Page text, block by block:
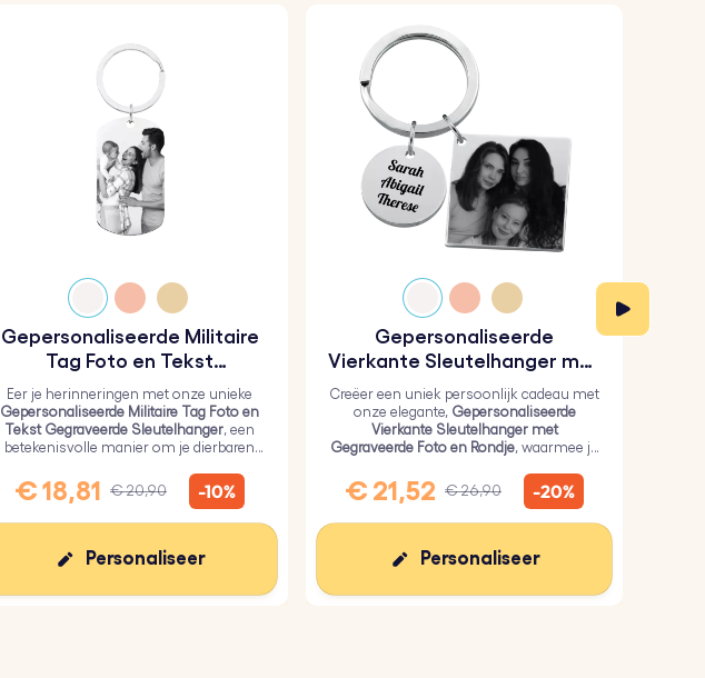
Gepersonaliseerde Militaire
Tag Foto en Tekst
Gegraveerde Sleutelhanger
Eer je herinneringen met onze unieke
Gepersonaliseerde Militaire Tag Foto en
Tekst Gegraveerde Sleutelhanger, een
betekenisvolle manier om je dierbaren
€ 18,81 € 20,90 -10%
Personaliseer
Gepersonaliseerde
Vierkante Sleutelhanger met
Gegraveerde Foto en Rondje
Creëer een uniek persoonlijk cadeau met
onze elegante, Gepersonaliseerde
Vierkante Sleutelhanger met
Gegraveerde Foto en Rondje, waarmee je
tekst op het rondje kunt zetten.
€ 21,52 € 26,90 -20%
Personaliseer